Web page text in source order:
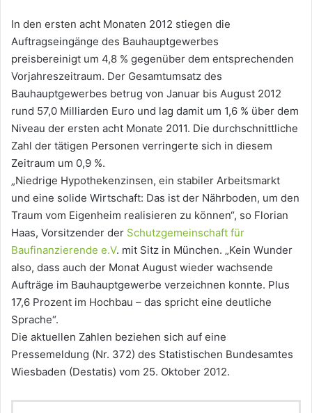
In den ersten acht Monaten 2012 stiegen die
Auftragseingänge des Bauhauptgewerbes
preisbereinigt um 4,8 % gegenüber dem entsprechenden
Vorjahreszeitraum. Der Gesamtumsatz des
Bauhauptgewerbes betrug von Januar bis August 2012
rund 57,0 Milliarden Euro und lag damit um 1,6 % über dem
Niveau der ersten acht Monate 2011. Die durchschnittliche
Zahl der tätigen Personen verringerte sich in diesem
Zeitraum um 0,9 %.
„Niedrige Hypothekenzinsen, ein stabiler Arbeitsmarkt
und eine solide Wirtschaft: Das ist der Nährboden, um den
Traum vom Eigenheim realisieren zu können“, so Florian
Haas, Vorsitzender der Schutzgemeinschaft für
Baufinanzierende e.V. mit Sitz in München. „Kein Wunder
also, dass auch der Monat August wieder wachsende
Aufträge im Bauhauptgewerbe verzeichnen konnte. Plus
17,6 Prozent im Hochbau – das spricht eine deutliche
Sprache“.
Die aktuellen Zahlen beziehen sich auf eine
Pressemeldung (Nr. 372) des Statistischen Bundesamtes
Wiesbaden (Destatis) vom 25. Oktober 2012.